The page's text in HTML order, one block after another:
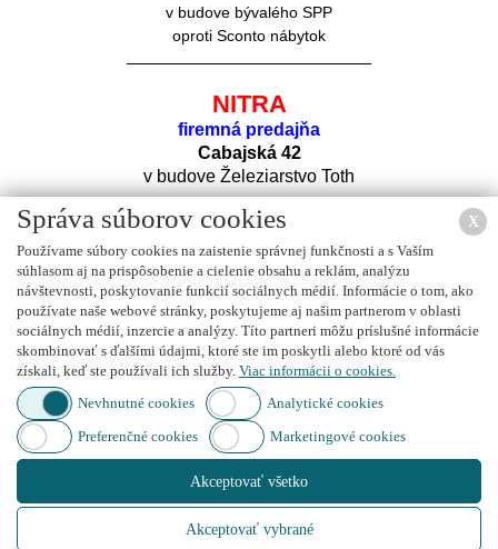
v budove bývalého SPP
oproti Sconto nábytok
NITRA
firemná predajňa
Cabajská 42
v budove Železiarstvo Toth
Nájdete nás naFACEBOOKu
Nájdete nás na INSTAGRAMe
X
Správa súborov cookies
Používame súbory cookies na zaistenie správnej funkčnosti a s Vaším
súhlasom aj na prispôsobenie a cielenie obsahu a reklám, analýzu
návštevnosti, poskytovanie funkcií sociálnych médií. Informácie o tom, ako
používate naše webové stránky, poskytujeme aj našim partnerom v oblasti
sociálnych médií, inzercie a analýzy. Títo partneri môžu príslušné informácie
skombinovať s ďalšími údajmi, ktoré ste im poskytli alebo ktoré od vás
získali, keď ste používali ich služby. Viac informácii o cookies.
Nevhnutné cookies
Analytické cookies
Preferenčné cookies
Marketingové cookies
Akceptovať všetko
Akceptovať vybrané